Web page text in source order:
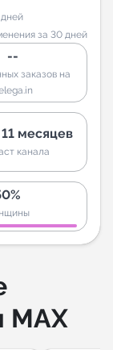
за 30 дней
--
заказов на
месяцев
канала
MAX